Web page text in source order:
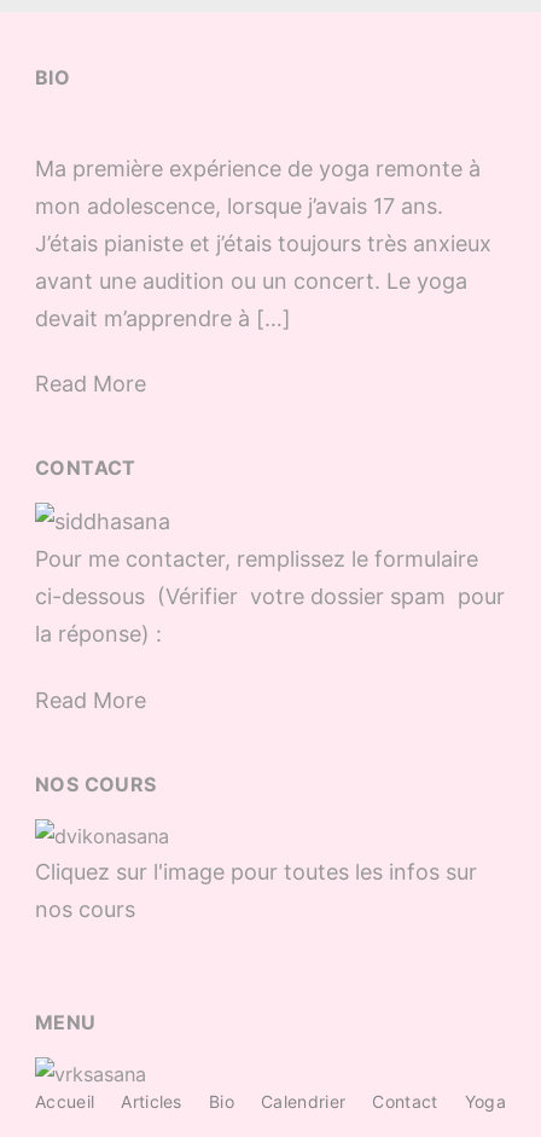
BIO
Ma première expérience de yoga remonte à
mon adolescence, lorsque j’avais 17 ans.
J’étais pianiste et j’étais toujours très anxieux
avant une audition ou un concert. Le yoga
devait m’apprendre à […]
Read More
CONTACT
Pour me contacter, remplissez le formulaire
ci-dessous (Vérifier votre dossier spam pour
la réponse) :
Read More
NOS COURS
Cliquez sur l'image pour toutes les infos sur
nos cours
MENU
Accueil Articles Bio Calendrier Contact Yoga